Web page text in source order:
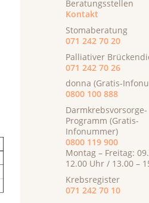
Beratungsstellen
Kontakt
Stomaberatung
071 242 70 20
Palliativer
071 242 70 26
donna (Gratis-
0800 100 888
Darmkrebsvorsorge-
Programm (Gratis-
Infonummer)
0800 119 900
Montag – Freitag:
12.00 Uhr / 13.00 –
Krebsregister
071 242 70 10